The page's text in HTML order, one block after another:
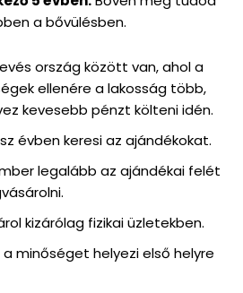
a bővülésben.
ország között van, ahol a
ellenére a lakosság több,
kevesebb pénzt költeni idén.
évben keresi az ajándékokat.
legalább az ajándékai felét
kizárólag fizikai üzletekben.
a minőséget helyezi első helyre